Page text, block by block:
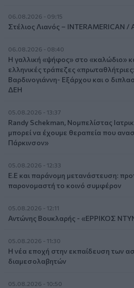
06.08.2026 - 09:15
Στέλιος Λιανός – INTERAMERICAN /
06.08.2026 - 08:40
Η γαλλική «ψήφος» στο «καλώδιο»
ελληνικές τράπεζες
Βαρδινογιάννη- Εξάρχου και ο
ΔΕΗ
05.08.2026 - 13:37
Randy Schekman, Νομπελίστας
μπορεί να έχουμε θεραπεία που
Πάρκινσον»
05.08.2026 - 12:33
Ε.Ε και παράνομη μετανάστευση:
παρονομαστή το κοινό συμφέρον
05.08.2026 - 12:11
Αντώνης Βουκλαρής - «ΕΡΡΙΚΟΣ
05.08.2026 - 11:30
Η νέα εποχή στην εκπαίδευση των
διαμεσολαβητών
05.08.2026 - 10:50